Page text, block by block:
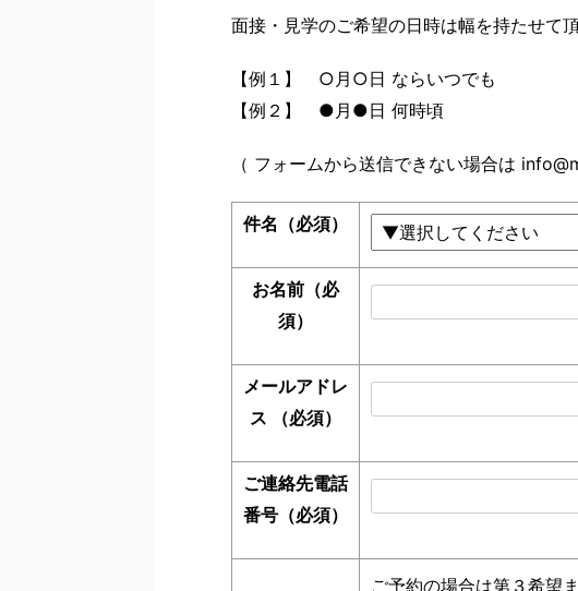
面接・見学のご希望の日時は幅を持たせて
【例１】 ○月○日 ならいつでも
【例２】 ●月●日 何時頃
（ フォームから送信できない場合は
件名 （必須）
お名前 （必
須）
メールアドレ
ス
（必須）
ご連絡先電話
番号 （必須）
ご予約の場合は第３希望